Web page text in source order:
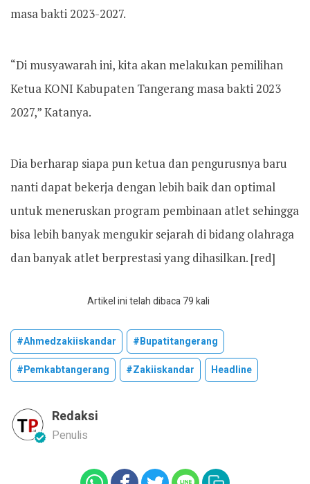
masa bakti 2023-2027.
“Di musyawarah ini, kita akan melakukan pemilihan
Ketua KONI Kabupaten Tangerang masa bakti 2023
2027,” Katanya.
Dia berharap siapa pun ketua dan pengurusnya baru
nanti dapat bekerja dengan lebih baik dan optimal
untuk meneruskan program pembinaan atlet sehingga
bisa lebih banyak mengukir sejarah di bidang olahraga
dan banyak atlet berprestasi yang dihasilkan. [red]
Artikel ini telah dibaca 79 kali
#ahmedzakiiskandar
#bupatitangerang
#pemkabtangerang
#zakiiskandar Headline
Redaksi
Penulis